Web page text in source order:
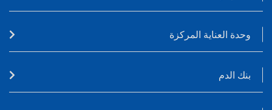
وحدة العناية المركزة
بنك الدم